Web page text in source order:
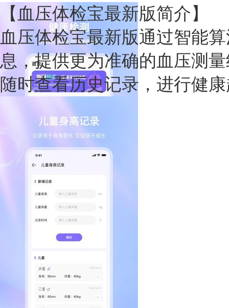
【血压体检宝最新版简介】
血压体检宝最新版通过智能
息，提供更为准确的血压测
随时查看历史记录，进行健